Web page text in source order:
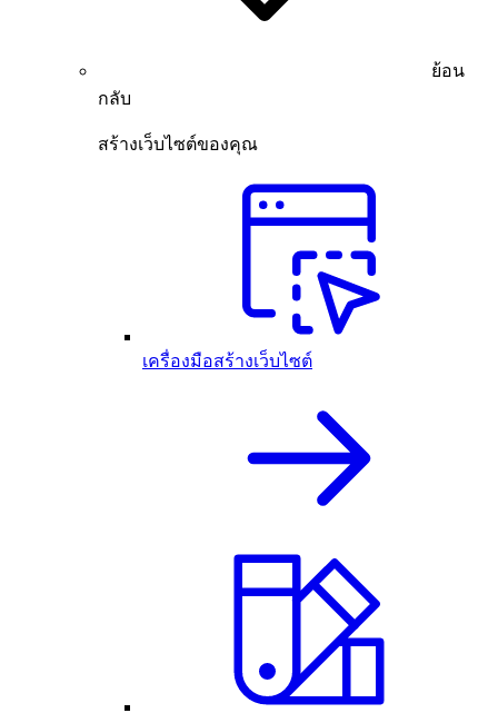
ย้อน
กลับ
สร้างเว็บไซต์ของคุณ
เครื่องมือสร้างเว็บไซต์